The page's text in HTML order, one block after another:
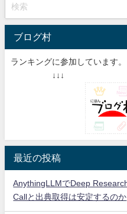
ブログ村
ランキングに参加しています
↓↓↓
最近の投稿
AnythingLLMでDeep
Callと出典取得は安定するのか